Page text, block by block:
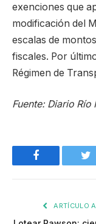
exenciones que
modificación del
escalas de
fiscales. Por
Régimen de
Fuente: Diario Río
Facebook
ARTÍCULO